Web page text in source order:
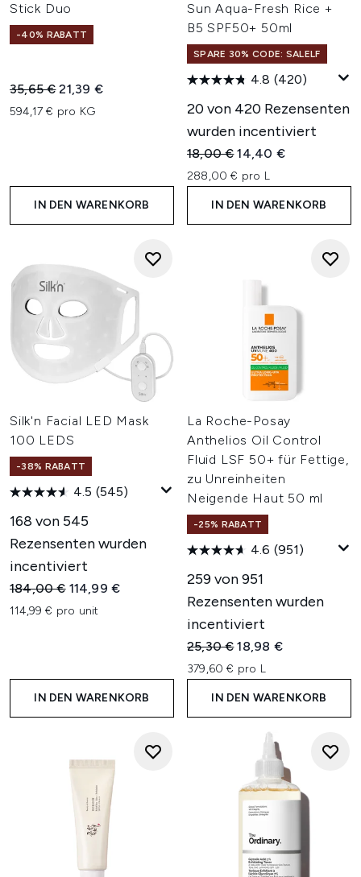
Stick Duo
-40% RABATT
Unverbindliche Preisempfehlung:
35,65 €Aktueller Preis:
21,39 €
594,17 € pro KG
IN DEN WARENKORB
Sun Aqua-Fresh Rice +
B5 SPF50+ 50ml
SPARE 30% CODE: SALELF
4.8 (420)
20 von 420 Rezensenten
wurden incentiviert
Unverbindliche
18,00 €Aktueller Preis:
14,40 €
288,00 € pro L
IN DEN WARENKORB
Silk'n Facial LED Mask
100 LEDS
-38% RABATT
4.5 (545)
168 von 545
Rezensenten wurden
incentiviert
Unverbindliche Preisempfehlung:
184,00 € Aktueller Preis:
114,99 €
114,99 € pro unit
IN DEN WARENKORB
La Roche-Posay
Anthelios Oil Control
Fluid LSF 50+ für Fettige,
zu Unreinheiten
Neigende Haut 50 ml
-25% RABATT
4.6 (951)
259 von 951
Rezensenten wurden
incentiviert
Unverbindliche
25,30 €Aktueller Preis:
18,98 €
379,60 € pro L
IN DEN WARENKORB